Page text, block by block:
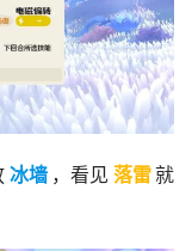
冰墙 ，看见 落雷就